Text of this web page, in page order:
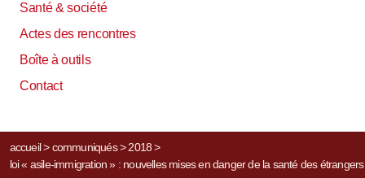
Santé & société
Actes des rencontres
Boîte à outils
Contact
accueil> communiqués> 2018>
loi « asile-immigration » : nouvelles mises en danger de la santé des étrangers